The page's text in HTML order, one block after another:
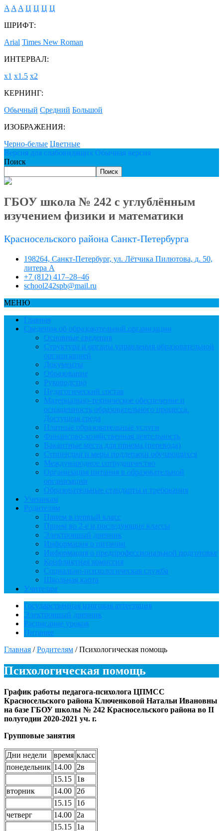
A A A Ц Ц Ц Ц
ШРИФТ:
Arial Times New Roman
ИНТЕРВАЛ:
х1 х1.5 х2
КЕРНИНГ:
Обычный Средний Большой
ИЗОБРАЖЕНИЯ:
Черно-белые Цветные
Версия для слабовидящих Обычная версия
Поиск
Поиск
ГБОУ школа № 242 с углублённым
изучением физики и математики
Красносельского района Санкт-Петербурга
198264, Санкт-Петербург, ул. Лётчика Пилютова, д. 50,
литера А
+7 (812) 417–28–46
school242spb@mail.ru
МЕНЮ
Главная
Сведения об образовательной организации
Основные сведения
Структура и органы управления образовательной
организацией
Документы
Образование
Руководство
Педагогический состав
Материально-техническое обеспечение и
оснащенность образовательного процесса.
Доступная среда
Платные образовательные услуги
Финансово-хозяйственная деятельность
Вакантные места для приема (перевода)
Стипендии и меры поддержки обучающихся
Международное сотрудничество
Организация питания в образовательной
организации
Образовательные стандарты и требования
Ученикам
Родителям
Прием в первый класс
Прием во 2-е и последующие классы
Электронный дневник
Информация о питании
Информация о предпрофессиональной подготовке
Конфликтная комиссия
Социально-психологическая служба
Школьная карта
Учителям
Государственная итоговая аттестация
Электронный дневник
Расписание уроков
Питание
Главная /Родителям /Психологическая помощь
Психологическая помощь
График работы педагога-психолога ЦПМСС
Красносельского района Ключенковой Натальи Ивановны
на базе ГБОУ школы № 242 Красносельского района во II
полугодии 2020-2021 уч. г.
Групповые занятия
Дни недели время класс
понедельник 14.00
2в
15.15
1в
вторник
14.00
2б
15.15
1б
четверг
14.00
2а
15.15
1а